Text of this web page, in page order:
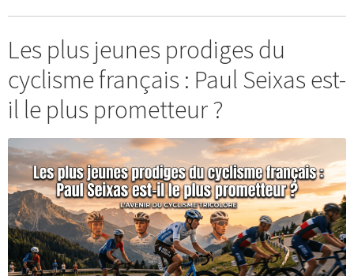
Femmes
T-Shirts
Accessoires
Suivi
Blog
Les plus jeunes prodiges du
cyclisme français : Paul Seixas est-
il le plus prometteur ?